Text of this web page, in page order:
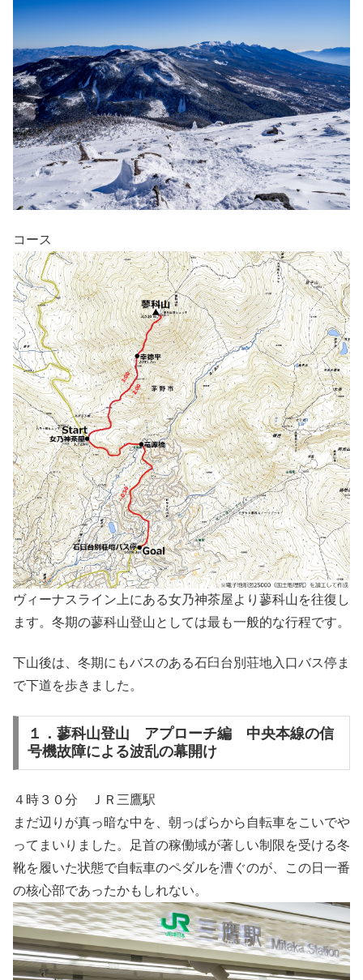
コース
ヴィーナスライン上にある女乃神茶屋より蓼科山を往復し
ます。冬期の蓼科山登山としては最も一般的な行程です。
下山後は、冬期にもバスのある石臼台別荘地入口バス停ま
で下道を歩きました。
１．蓼科山登山 アプローチ編 中央本線の信
号機故障による波乱の幕開け
４時３０分 ＪＲ三鷹駅
まだ辺りが真っ暗な中を、朝っぱらから自転車をこいでや
ってまいりました。足首の稼働域が著しい制限を受ける冬
靴を履いた状態で自転車のペダルを漕ぐのが、この日一番
の核心部であったかもしれない。